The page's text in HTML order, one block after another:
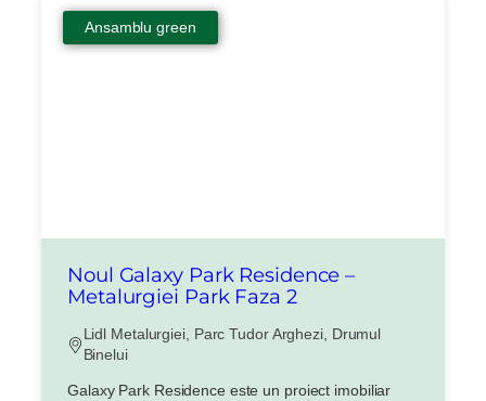
Ansamblu green
Noul Galaxy Park Residence –
Metalurgiei Park Faza 2
Lidl Metalurgiei, Parc Tudor Arghezi, Drumul
Binelui
Galaxy Park Residence este un proiect imobiliar